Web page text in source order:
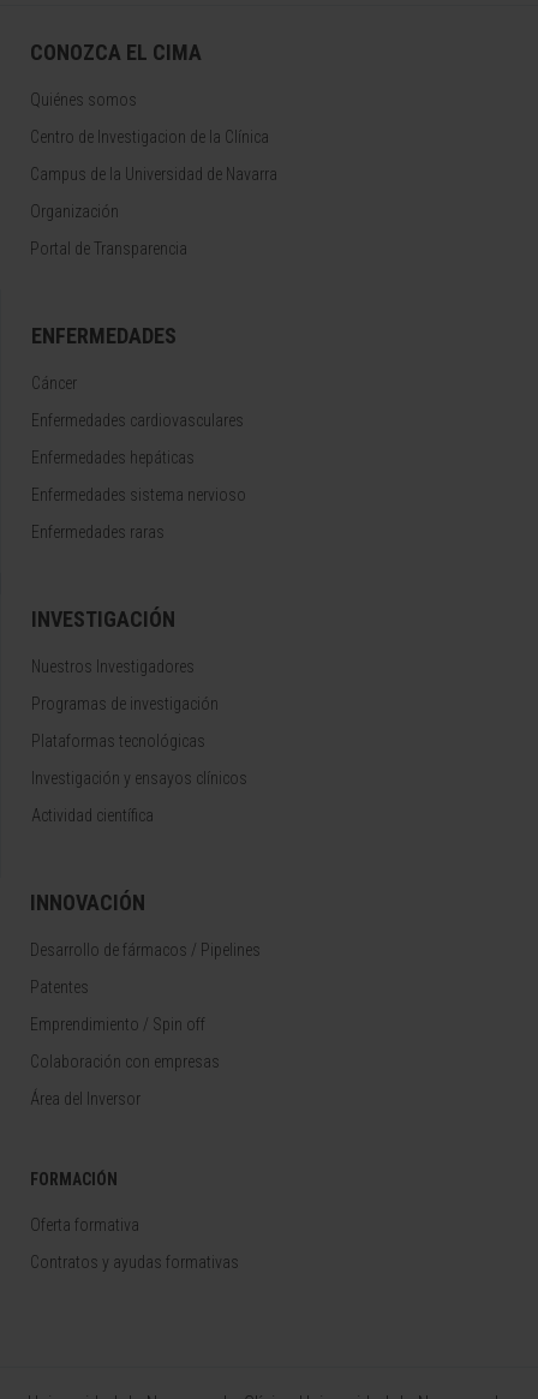
CONOZCA EL CIMA
Quiénes somos
Centro de Investigacion de la Clínica
Campus de la Universidad de Navarra
Organización
Portal de Transparencia
ENFERMEDADES
Cáncer
Enfermedades cardiovasculares
Enfermedades hepáticas
Enfermedades sistema nervioso
Enfermedades raras
INVESTIGACIÓN
Nuestros Investigadores
Programas de investigación
Plataformas tecnológicas
Investigación y ensayos clínicos
Actividad científica
INNOVACIÓN
Desarrollo de fármacos / Pipelines
Patentes
Emprendimiento / Spin off
Colaboración con empresas
Área del Inversor
FORMACIÓN
Oferta formativa
Contratos y ayudas formativas